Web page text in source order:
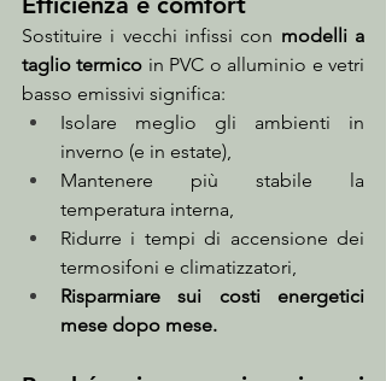
Sostituire i vecchi infissi con modelli a
taglio termico in PVC o alluminio e vetri
basso emissivi significa:
Isolare meglio gli ambienti in
inverno (e in estate),
Mantenere più stabile la
temperatura interna,
Ridurre i tempi di accensione dei
termosifoni e climatizzatori,
Risparmiare sui costi energetici
mese dopo mese.